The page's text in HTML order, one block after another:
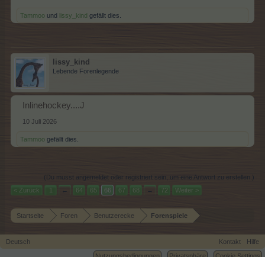
Tammoo und lissy_kind gefällt dies.
lissy_kind
Lebende Forenlegende
Inlinehockey....J
10 Juli 2026
Tammoo gefällt dies.
(Du musst angemeldet oder registriert sein, um eine Antwort zu erstellen.)
< Zurück
1 ← 64 65 66 67 68 → 72 Weiter >
Startseite Foren Benutzerecke Forenspiele
Deutsch Kontakt
Hilfe